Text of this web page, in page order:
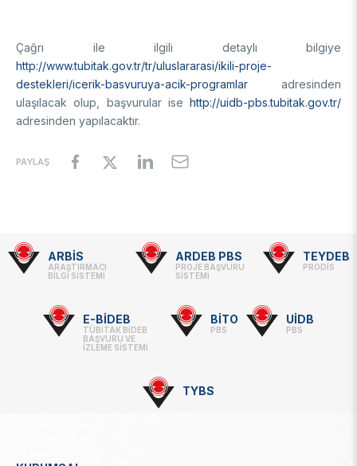
Çağrı ile ilgili detaylı bilgiye
http://www.tubitak.gov.tr/tr/uluslararasi/ikili-proje-
destekleri/icerik-basvuruya-acik-programlar adresinden
ulaşılacak olup, başvurular ise http://uidb-pbs.tubitak.gov.tr/
adresinden yapılacaktır.
PAYLAŞ
Footer
Linkler
ARBİS
ARAŞTIRMACI
BİLGİ SİSTEMİ
ARDEB PBS
PROJE BAŞVURU
SİSTEMİ
TEYDEB
PRODİS
E-BİDEB
TÜBİTAK BİDEB
BAŞVURU VE
İZLEME SİSTEMİ
BİTO
PBS
UİDB
PBS
TYBS